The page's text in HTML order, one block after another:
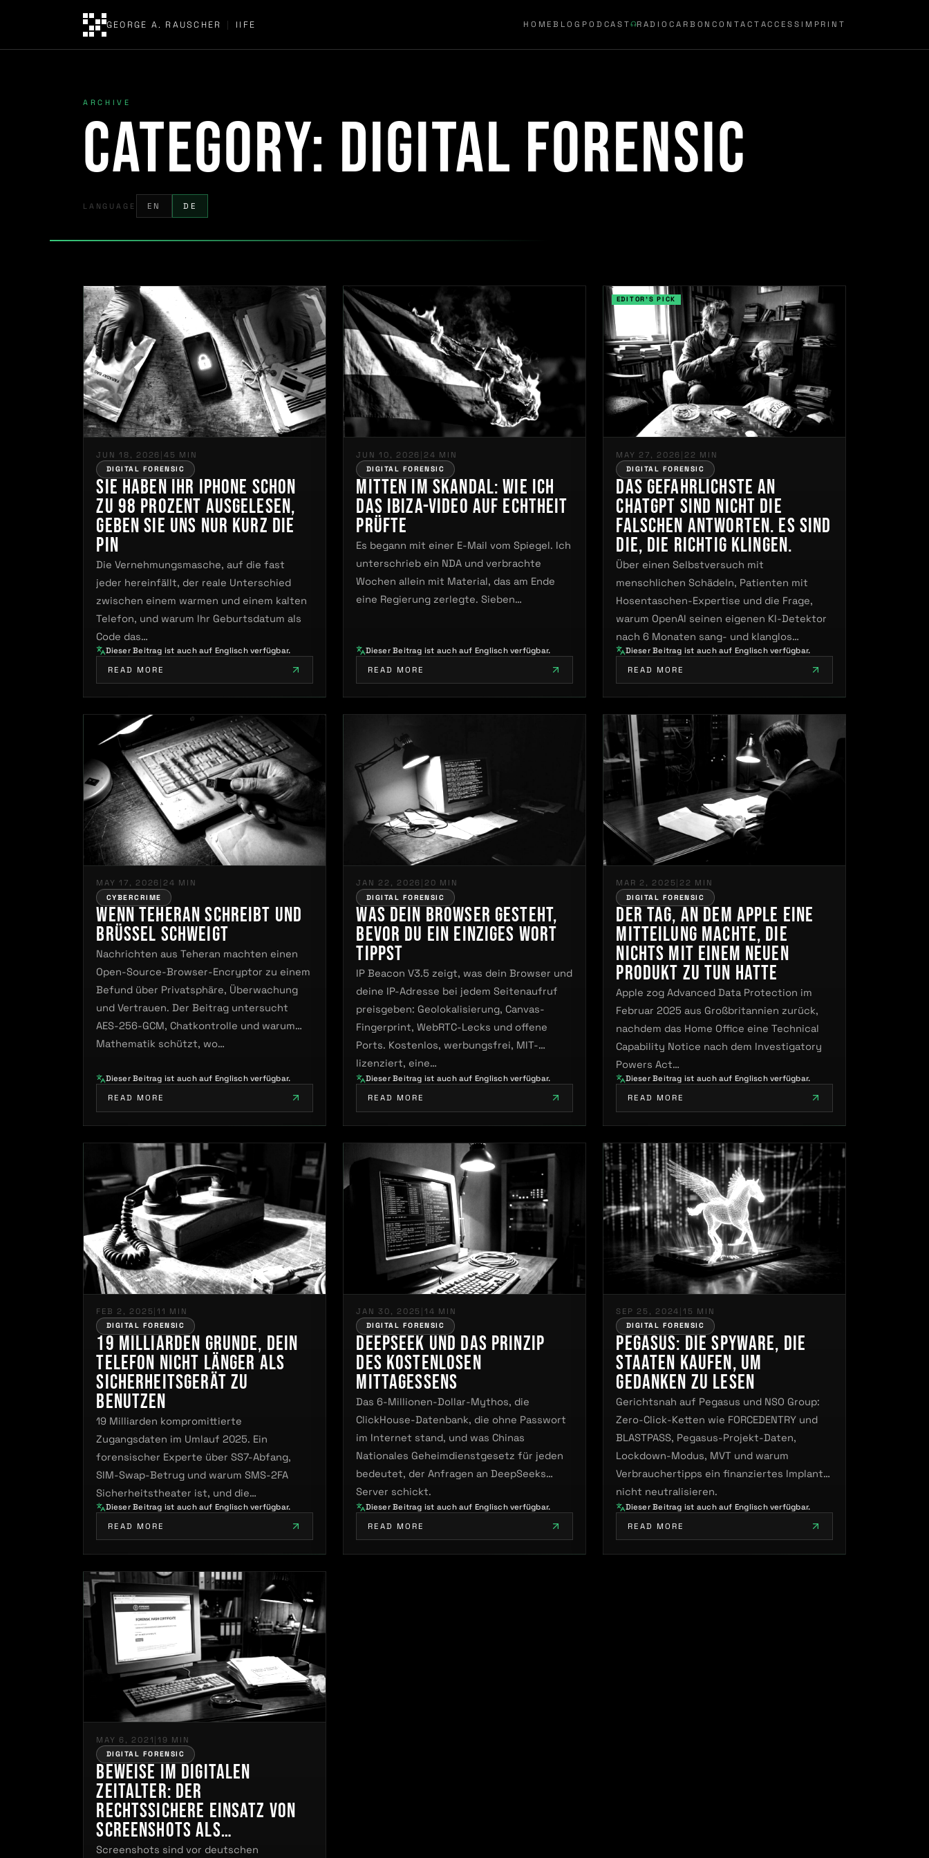
GEORGE A. RAUSCHER | IIFE HOMEBLOG PODCAST RADIOCARBONCONTACT ACCESS IMPRINT
ARCHIVE
Category: digital forensic
LANGUAGE EN DE
JUN 18, 2026 | 45 MIN
DIGITAL FORENSIC
Sie haben Ihr iPhone schon
zu 98 Prozent ausgelesen,
geben Sie uns nur kurz die
PIN
Die Vernehmungsmasche, auf die fast
jeder hereinfällt, der reale Unterschied
zwischen einem warmen und einem kalten
Telefon, und warum Ihr Geburtsdatum als
Code das…
Dieser Beitrag ist auch auf Englisch verfügbar.
READ MORE
JUN 10, 2026 | 24 MIN
DIGITAL FORENSIC
Mitten im Skandal: wie ich
das Ibiza-Video auf Echtheit
prüfte
Es begann mit einer E-Mail vom Spiegel. Ich
unterschrieb ein NDA und verbrachte
Wochen allein mit Material, das am Ende
eine Regierung zerlegte. Sieben…
Dieser Beitrag ist auch auf Englisch verfügbar.
READ MORE
MAY 27, 2026 | 22 MIN
DIGITAL FORENSIC
Das Gefährlichste an
ChatGPT sind nicht die
falschen Antworten. Es sind
die, die richtig klingen.
Über einen Selbstversuch mit
menschlichen Schädeln, Patienten mit
Hosentaschen-Expertise und die Frage,
warum OpenAI seinen eigenen KI-Detektor
nach 6 Monaten sang- und klanglos
abschaltete.
Dieser Beitrag ist auch auf Englisch verfügbar.
READ MORE
MAY 17, 2026 24 MIN
CYBERCRIME
Wenn Teheran schreibt und
Brüssel schweigt
Nachrichten aus Teheran machten einen
Open-Source-Browser-Encryptor zu einem
Befund über Privatsphäre, Überwachung
und Vertrauen. Der Beitrag untersucht
AES-256-GCM, Chatkontrolle und warum
Mathematik schützt, wo…
Dieser Beitrag ist auch auf Englisch verfügbar.
READ MORE
JAN 22, 2026 20 MIN
DIGITAL FORENSIC
Was dein Browser gesteht,
bevor du ein einziges Wort
tippst
IP Beacon V3.5 zeigt, was dein Browser und
deine IP-Adresse bei jedem Seitenaufruf
preisgeben: Geolokalisierung, Canvas-
Fingerprint, WebRTC-Lecks und offene
Ports. Kostenlos, werbungsfrei, MIT-
lizenziert, eine…
Dieser Beitrag ist auch auf Englisch verfügbar.
READ MORE
MAR 2, 2025 22 MIN
DIGITAL FORENSIC
Der Tag, an dem Apple eine
Mitteilung machte, die
nichts mit einem neuen
Produkt zu tun hatte
Apple zog Advanced Data Protection im
Februar 2025 aus Großbritannien zurück,
nachdem das Home Office eine Technical
Capability Notice nach dem Investigatory
Powers Act…
Dieser Beitrag ist auch auf Englisch verfügbar.
READ MORE
FEB 2, 2025 11 MIN
DIGITAL FORENSIC
19 Milliarden Gründe, dein
Telefon nicht länger als
Sicherheitsgerät zu
benutzen
19 Milliarden kompromittierte
Zugangsdaten im Umlauf 2025. Ein
forensischer Experte über SS7-Abfang,
SIM-Swap-Betrug und warum SMS-2FA
Sicherheitstheater ist, und die
Authentifizierungshierarchie von TOTP
bis…
Dieser Beitrag ist auch auf Englisch verfügbar.
READ MORE
JAN 30, 2025 14 MIN
DIGITAL FORENSIC
DeepSeek und das Prinzip
des kostenlosen
Mittagessens
Das 6-Millionen-Dollar-Mythos, die
ClickHouse-Datenbank, die ohne Passwort
im Internet stand, und was Chinas
Nationales Geheimdienstgesetz für jeden
bedeutet, der Anfragen an DeepSeeks
Server schickt.
Dieser Beitrag ist auch auf Englisch verfügbar.
READ MORE
SEP 25, 2024 15 MIN
DIGITAL FORENSIC
Pegasus: Die Spyware, die
Staaten kaufen, um
Gedanken zu lesen
Gerichtsnah auf Pegasus und NSO Group:
Zero-Click-Ketten wie FORCEDENTRY und
BLASTPASS, Pegasus-Projekt-Daten,
Lockdown-Modus, MVT und warum
Verbrauchertipps ein finanziertes Implant
nicht neutralisieren.
Dieser Beitrag ist auch auf Englisch verfügbar.
READ MORE
MAY 6, 2021 | 19 MIN
DIGITAL FORENSIC
Beweise im digitalen
Zeitalter: Der
rechtssichere Einsatz von
Screenshots als
Beweismittel
Screenshots sind vor deutschen